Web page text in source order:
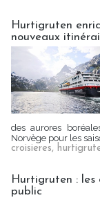
Hurtigruten
nouveaux
des aurores
Norvège pour les
croisieres,
Hurtigruten : les
public